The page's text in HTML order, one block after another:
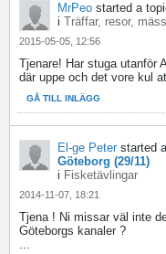
MrPeo started a
i Träffar, resor,
2015-05-05, 12:56
Tjenare! Har stuga utanför
där uppe och det vore kul
GÅ TILL INLÄGG
El-ge Peter started
Göteborg (29/11)
i Fisketävlingar
2014-11-07, 18:21
Tjena ! Ni missar väl inte
Göteborgs kanaler ?
...